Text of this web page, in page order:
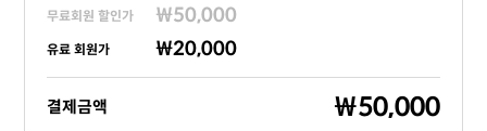
무료회원 할인가 ₩50,000
유료 회원가 ₩20,000
결제금액 ₩50,000